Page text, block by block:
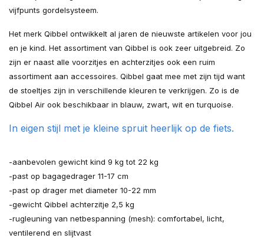
vijfpunts gordelsysteem.
Het merk Qibbel ontwikkelt al jaren de nieuwste artikelen voor jou
en je kind. Het assortiment van Qibbel is ook zeer uitgebreid. Zo
zijn er naast alle voorzitjes en achterzitjes ook een ruim
assortiment aan accessoires. Qibbel gaat mee met zijn tijd want
de stoeltjes zijn in verschillende kleuren te verkrijgen. Zo is de
Qibbel Air ook beschikbaar in blauw, zwart, wit en turquoise.
In eigen stijl met je kleine spruit heerlijk op de fiets.
-aanbevolen gewicht kind 9 kg tot 22 kg
-past op bagagedrager 11-17 cm
-past op drager met diameter 10-22 mm
-gewicht Qibbel achterzitje 2,5 kg
-rugleuning van netbespanning (mesh): comfortabel, licht,
ventilerend en slijtvast